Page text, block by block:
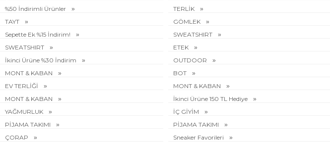
%50 İndirimli Ürünler
TERLİK
TAYT
GÖMLEK
Sepette Ek %15 İndirim!
SWEATSHIRT
SWEATSHIRT
ETEK
İkinci Ürüne %30 İndirim
OUTDOOR
MONT & KABAN
BOT
EV TERLİĞİ
MONT & KABAN
MONT & KABAN
İkinci Ürüne 150 TL Hediye
YAĞMURLUK
İÇ GİYİM
PİJAMA TAKIMI
PİJAMA TAKIMI
ÇORAP
Sneaker Favorileri